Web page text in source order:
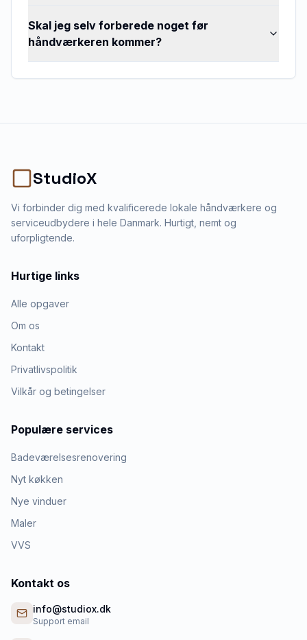
Skal jeg selv forberede noget før
håndværkeren kommer?
StudioX
Vi forbinder dig med kvalificerede lokale håndværkere og
serviceudbydere i hele Danmark. Hurtigt, nemt og
uforpligtende.
Hurtige links
Alle opgaver
Om os
Kontakt
Privatlivspolitik
Vilkår og betingelser
Populære services
Badeværelsesrenovering
Nyt køkken
Nye vinduer
Maler
VVS
Kontakt os
info@studiox.dk
Support email